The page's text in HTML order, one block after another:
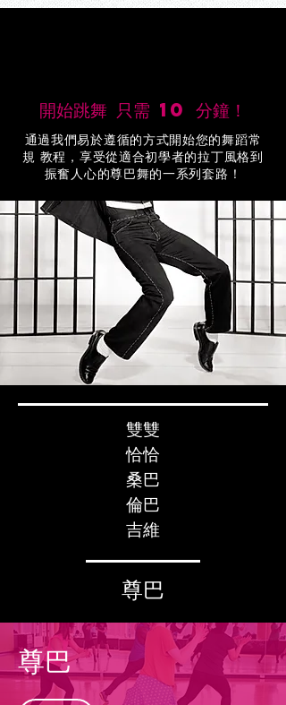
開始跳舞 只需 10 分鐘！
通過我們易於遵循的方式開始您的舞蹈常
規 教程，享受從適合初學者的拉丁風格到
振奮人心的尊巴舞的一系列套路！
雙雙
恰恰
桑巴
倫巴
吉維
尊巴
尊巴